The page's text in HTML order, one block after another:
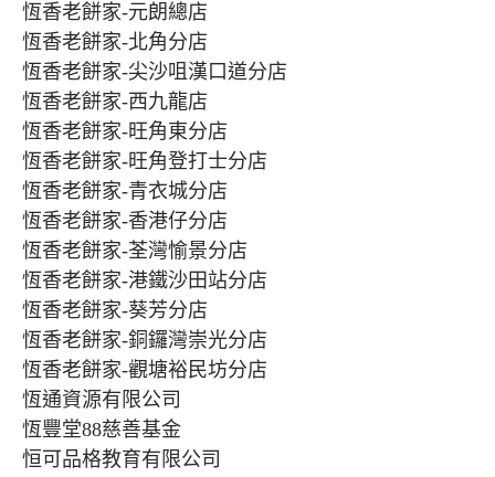
恆香老餅家-元朗總店
恆香老餅家-北角分店
恆香老餅家-尖沙咀漢口道分店
恆香老餅家-西九龍店
恆香老餅家-旺角東分店
恆香老餅家-旺角登打士分店
恆香老餅家-青衣城分店
恆香老餅家-香港仔分店
恆香老餅家-荃灣愉景分店
恆香老餅家-港鐵沙田站分店
恆香老餅家-葵芳分店
恆香老餅家-銅鑼灣崇光分店
恆香老餅家-觀塘裕民坊分店
恆通資源有限公司
恆豐堂88慈善基金
恒可品格教育有限公司